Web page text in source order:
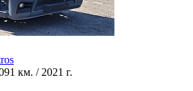
км. / 2021 г.